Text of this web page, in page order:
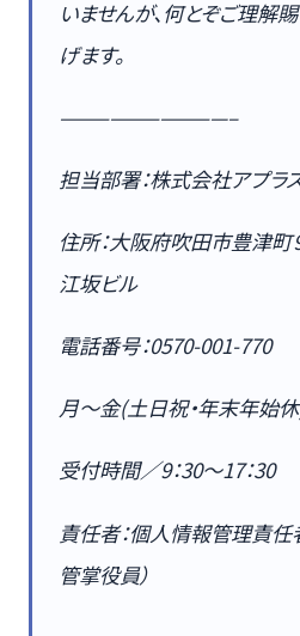
いませんが、何とぞご理解
げます。
——————————–
担当部署：株式会社アプ
住所：大阪府吹田市豊津
江坂ビル
電話番号：0570-001-770
月～金(土日祝・年末年始
受付時間／9：30～17：30
責任者：個人情報管理責
管掌役員）